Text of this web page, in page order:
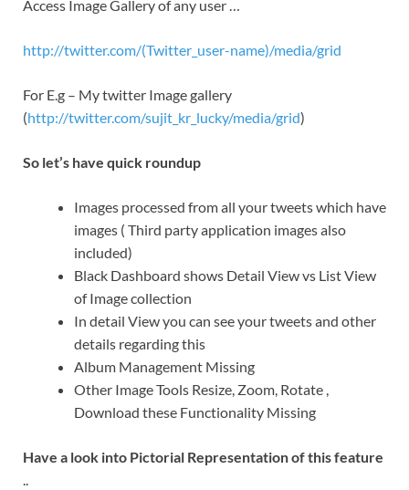
Access Image Gallery of any user …
http://twitter.com/(Twitter_user-name)/media/grid
For E.g – My twitter Image gallery
(http://twitter.com/sujit_kr_lucky/media/grid)
So let’s have quick roundup
Images processed from all your tweets which have
images ( Third party application images also
included)
Black Dashboard shows Detail View vs List View
of Image collection
In detail View you can see your tweets and other
details regarding this
Album Management Missing
Other Image Tools Resize, Zoom, Rotate ,
Download these Functionality Missing
Have a look into Pictorial Representation of this feature
..